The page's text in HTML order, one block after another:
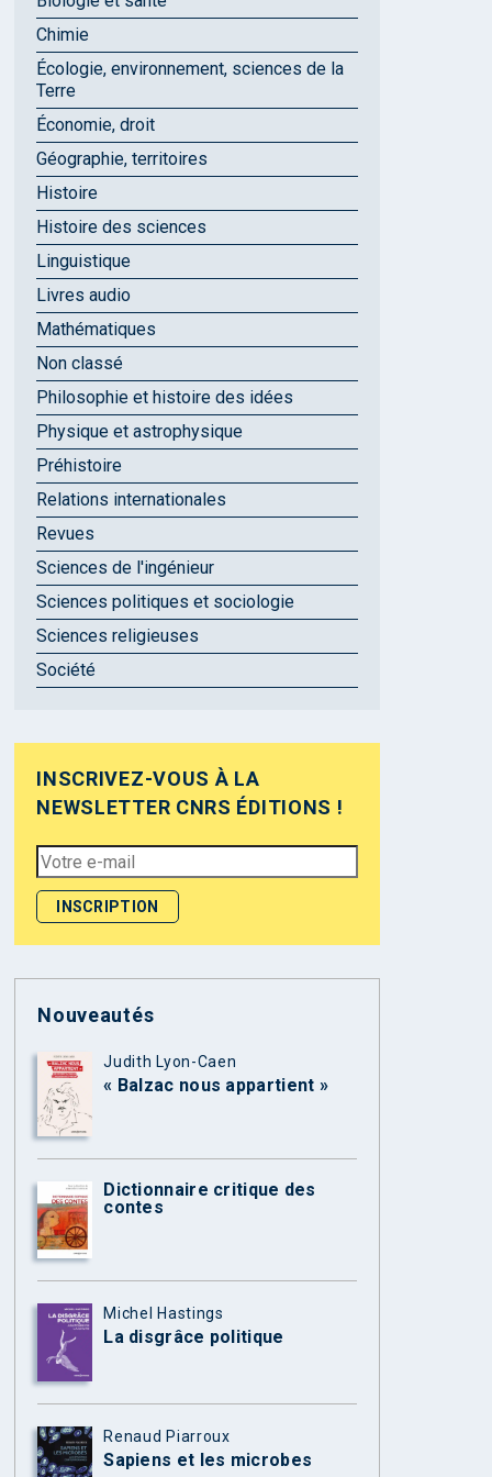
Chimie
Écologie, environnement, sciences de la
Terre
Économie, droit
Géographie, territoires
Histoire
Histoire des sciences
Linguistique
Livres audio
Mathématiques
Non classé
Philosophie et histoire des idées
Physique et astrophysique
Préhistoire
Relations internationales
Revues
Sciences de l'ingénieur
Sciences politiques et sociologie
Sciences religieuses
Société
INSCRIVEZ-VOUS À LA
NEWSLETTER CNRS ÉDITIONS !
Nouveautés
Judith Lyon-Caen
« Balzac nous appartient »
Dictionnaire critique des
contes
Michel Hastings
La disgrâce politique
Renaud Piarroux
Sapiens et les microbes